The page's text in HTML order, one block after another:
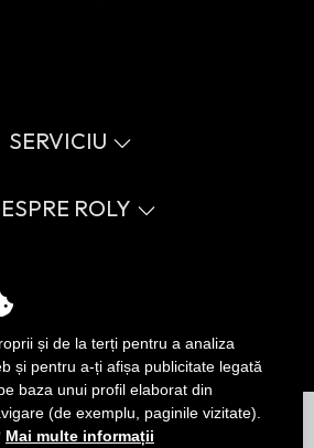
SERVICIU
Ghid de mărimi
GlosarROLY
de management intern
Vrei să devii client?
NE UN EMAIL
|Politica de Cookie-uri|
legală|Harta site-ului
și de la terți pentru a analiza
și pentru a-ți afișa publicitate legată
baza unui profil elaborat din
(de exemplu, paginile vizitate).
Mai multe informații